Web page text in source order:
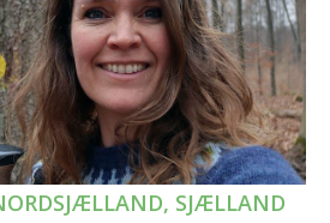
, SJÆLLAND